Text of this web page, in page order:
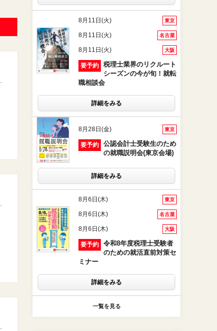
8月11日(火) 東京
8月11日(火) 名古屋
8月11日(火) 大阪
要予約
税理士業界のリクルート
シーズンの今が旬！就転
職相談会
詳細をみる
8月28日(金) 東京
要予約
公認会計士受験生のため
の就職説明会(東京会場)
詳細をみる
8月6日(木) 東京
8月6日(木) 名古屋
8月6日(木) 大阪
要予約
令和8年度税理士受験者
のための就活直前対策セ
ミナー
詳細をみる
一覧を見る